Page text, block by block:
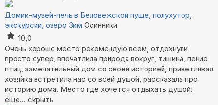
Домик-музей-печь в Беловежской пуще, полухутор,
экскурсии, озеро 3км Осинники
10,0
Очень хорошо место рекомендую всем, отдохнули
просто супер, впечатлила природа вокруг, тишина, пение
птиц, замечательный дом со своей историей, приветливая
хозяйка встретила нас со всей душой, рассказала про
историю дома. Место где хочется отдыхать душой!
ещё... скрыть